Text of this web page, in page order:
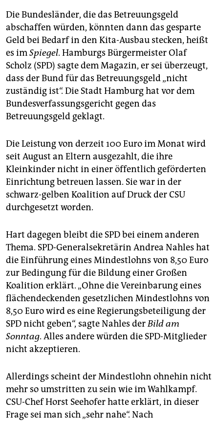
Die Bundesländer, die das Betreuungsgeld
abschaffen würden, könnten dann das gesparte
Geld bei Bedarf in den Kita-Ausbau stecken, heißt
es imSpiegel. Hamburgs Bürgermeister Olaf
Scholz (SPD) sagte dem Magazin, er sei überzeugt,
dass der Bund für das Betreuungsgeld „nicht
zuständig ist“. Die Stadt Hamburg hat vor dem
Bundesverfassungsgericht gegen das
Betreuungsgeld geklagt.
Die Leistung von derzeit 100 Euro im Monat wird
seit August an Eltern ausgezahlt, die ihre
Kleinkinder nicht in einer öffentlich geförderten
Einrichtung betreuen lassen. Sie war in der
schwarz-gelben Koalition auf Druck der CSU
durchgesetzt worden.
Hart dagegen bleibt die SPD bei einem anderen
Thema. SPD-Generalsekretärin Andrea Nahles hat
die Einführung eines Mindestlohns von 8,50 Euro
zur Bedingung für die Bildung einer Großen
Koalition erklärt. „Ohne die Vereinbarung eines
flächendeckenden gesetzlichen Mindestlohns von
8,50 Euro wird es eine Regierungsbeteiligung der
SPD nicht geben“, sagte Nahles derBild am
Sonntag. Alles andere würden die SPD-Mitglieder
nicht akzeptieren.
Allerdings scheint der Mindestlohn ohnehin nicht
mehr so umstritten zu sein wie im Wahlkampf.
CSU-Chef Horst Seehofer hatte erklärt, in dieser
Frage sei man sich „sehr nahe“. Nach